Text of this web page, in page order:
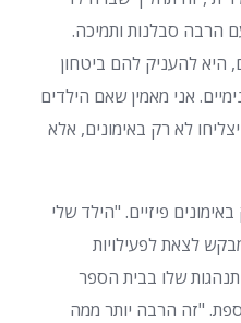
הרבה סבלנות ותמיכה.
היא להעניק להם ביטחון
אני מאמין שאם הילדים
לא רק באימונים, אלא
פיזיים. "הילד שלי
לצאת לפעילויות
שלו בבית הספר
"זה הרבה יותר ממה